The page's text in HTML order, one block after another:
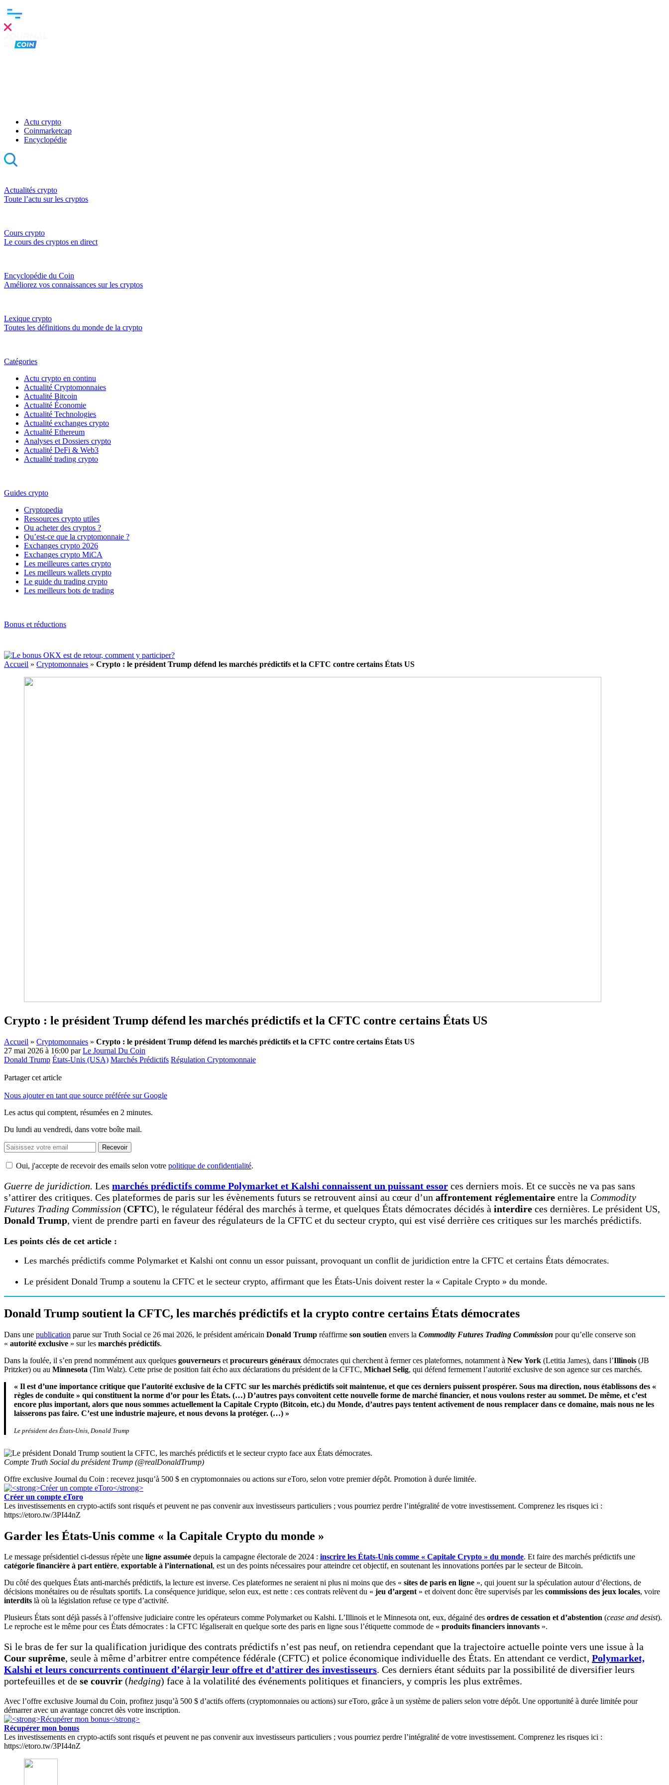
Actu crypto
Coinmarketcap
Encyclopédie
Actualités crypto
Toute l’actu sur les cryptos
Cours crypto
Le cours des cryptos en direct
Encyclopédie du Coin
Améliorez vos connaissances sur les cryptos
Lexique crypto
Toutes les définitions du monde de la crypto
Catégories
Actu crypto en continu
Actualité Cryptomonnaies
Actualité Bitcoin
Actualité Économie
Actualité Technologies
Actualité exchanges crypto
Actualité Ethereum
Analyses et Dossiers crypto
Actualité DeFi & Web3
Actualité trading crypto
Guides crypto
Cryptopedia
Ressources crypto utiles
Ou acheter des cryptos ?
Qu’est-ce que la cryptomonnaie ?
Exchanges crypto 2026
Exchanges crypto MiCA
Les meilleures cartes crypto
Les meilleurs wallets crypto
Le guide du trading crypto
Les meilleurs bots de trading
Bonus et réductions
Accueil » Cryptomonnaies » Crypto : le président Trump défend les marchés prédictifs et la CFTC contre certains États US
Crypto : le président Trump défend les marchés prédictifs et la CFTC contre certains États US
Accueil » Cryptomonnaies » Crypto : le président Trump défend les marchés prédictifs et la CFTC contre certains États US
27 mai 2026 à 16:00 parLe Journal Du Coin
Donald Trump États-Unis (USA) Marchés Prédictifs Régulation Cryptomonnaie
Partager cet article
Nous ajouter en tant que source préférée sur Google
Les actus qui comptent, résumées en 2 minutes.
Du lundi au vendredi, dans votre boîte mail.
Recevoir
Oui, j'accepte de recevoir des emails selon votre politique de confidentialité.
Guerre de juridiction. Les marchés prédictifs comme Polymarket et Kalshi connaissent un puissant essor ces derniers mois. Et ce succès ne va pas sans
s’attirer des critiques. Ces plateformes de paris sur les évènements futurs se retrouvent ainsi au cœur d’un affrontement réglementaire entre la Commodity
Futures Trading Commission (CFTC), le régulateur fédéral des marchés à terme, et quelques États démocrates décidés à interdire ces dernières. Le président US,
Donald Trump, vient de prendre parti en faveur des régulateurs de la CFTC et du secteur crypto, qui est visé derrière ces critiques sur les marchés prédictifs.
Les points clés de cet article :
Les marchés prédictifs comme Polymarket et Kalshi ont connu un essor puissant, provoquant un conflit de juridiction entre la CFTC et certains États démocrates.
Le président Donald Trump a soutenu la CFTC et le secteur crypto, affirmant que les États-Unis doivent rester la « Capitale Crypto » du monde.
Donald Trump soutient la CFTC, les marchés prédictifs et la crypto contre certains États démocrates
Dans une publication parue sur Truth Social ce 26 mai 2026, le président américain Donald Trump réaffirme son soutien envers la Commodity Futures Trading Commission pour qu’elle conserve son
« autorité exclusive » sur les marchés prédictifs.
Dans la foulée, il s’en prend nommément aux quelques gouverneurs et procureurs généraux démocrates qui cherchent à fermer ces plateformes, notamment à New York (Letitia James), dans l’Illinois (JB
Pritzker) ou au Minnesota (Tim Walz). Cette prise de position fait écho aux déclarations du président de la CFTC, Michael Selig, qui défend fermement l’autorité exclusive de son agence sur ces marchés.
« Il est d’une importance critique que l’autorité exclusive de la CFTC sur les marchés prédictifs soit maintenue, et que ces derniers puissent prospérer. Sous ma direction, nous établissons des «
règles de conduite » qui constituent la norme d’or pour les États. (…) D’autres pays convoitent cette nouvelle forme de marché financier, et nous voulons rester au sommet. De même, et c’est
encore plus important, alors que nous sommes actuellement la Capitale Crypto (Bitcoin, etc.) du Monde, d’autres pays tentent activement de nous remplacer dans ce domaine, mais nous ne les
laisserons pas faire. C’est une industrie majeure, et nous devons la protéger. (…) »
Le président des États-Unis, Donald Trump
Compte Truth Social du président Trump (@realDonaldTrump)
Offre exclusive Journal du Coin : recevez jusqu’à 500 $ en cryptomonnaies ou actions sur eToro, selon votre premier dépôt. Promotion à durée limitée.
Créer un compte eToro
Les investissements en crypto-actifs sont risqués et peuvent ne pas convenir aux investisseurs particuliers ; vous pourriez perdre l’intégralité de votre investissement. Comprenez les risques ici :
https://etoro.tw/3PI44nZ
Garder les États-Unis comme « la Capitale Crypto du monde »
Le message présidentiel ci-dessus répète une ligne assumée depuis la campagne électorale de 2024 : inscrire les États-Unis comme « Capitale Crypto » du monde. Et faire des marchés prédictifs une
catégorie financière à part entière, exportable à l’international, est un des points nécessaires pour atteindre cet objectif, en soutenant les innovations portées par le secteur de Bitcoin.
Du côté des quelques États anti-marchés prédictifs, la lecture est inverse. Ces plateformes ne seraient ni plus ni moins que des « sites de paris en ligne », qui jouent sur la spéculation autour d’élections, de
décisions monétaires ou de résultats sportifs. La conséquence juridique, selon eux, est nette : ces contrats relèvent du « jeu d’argent» et doivent donc être supervisés par les commissions des jeux locales, voire
interdits là où la législation refuse ce type d’activité.
Plusieurs États sont déjà passés à l’offensive judiciaire contre les opérateurs comme Polymarket ou Kalshi. L’Illinois et le Minnesota ont, eux, dégainé des ordres de cessation et d’abstention (cease and desist).
Le reproche est le même pour ces États démocrates : la CFTC légaliserait en quelque sorte des paris en ligne sous l’étiquette commode de « produits financiers innovants ».
Si le bras de fer sur la qualification juridique des contrats prédictifs n’est pas neuf, on retiendra cependant que la trajectoire actuelle pointe vers une issue à la
Cour suprême, seule à même d’arbitrer entre compétence fédérale (CFTC) et police économique individuelle des États. En attendant ce verdict, Polymarket,
Kalshi et leurs concurrents continuent d’élargir leur offre et d’attirer des investisseurs. Ces derniers étant séduits par la possibilité de diversifier leurs
portefeuilles et de se couvrir (hedging) face à la volatilité des événements politiques et financiers, y compris les plus extrêmes.
Avec l’offre exclusive Journal du Coin, profitez jusqu’à 500 $ d’actifs offerts (cryptomonnaies ou actions) sur eToro, grâce à un système de paliers selon votre dépôt. Une opportunité à durée limitée pour
démarrer avec un avantage concret dès votre inscription.
Récupérer mon bonus
Les investissements en crypto-actifs sont risqués et peuvent ne pas convenir aux investisseurs particuliers ; vous pourriez perdre l’intégralité de votre investissement. Comprenez les risques ici :
https://etoro.tw/3PI44nZ